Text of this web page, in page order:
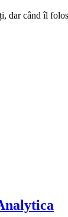
când îl